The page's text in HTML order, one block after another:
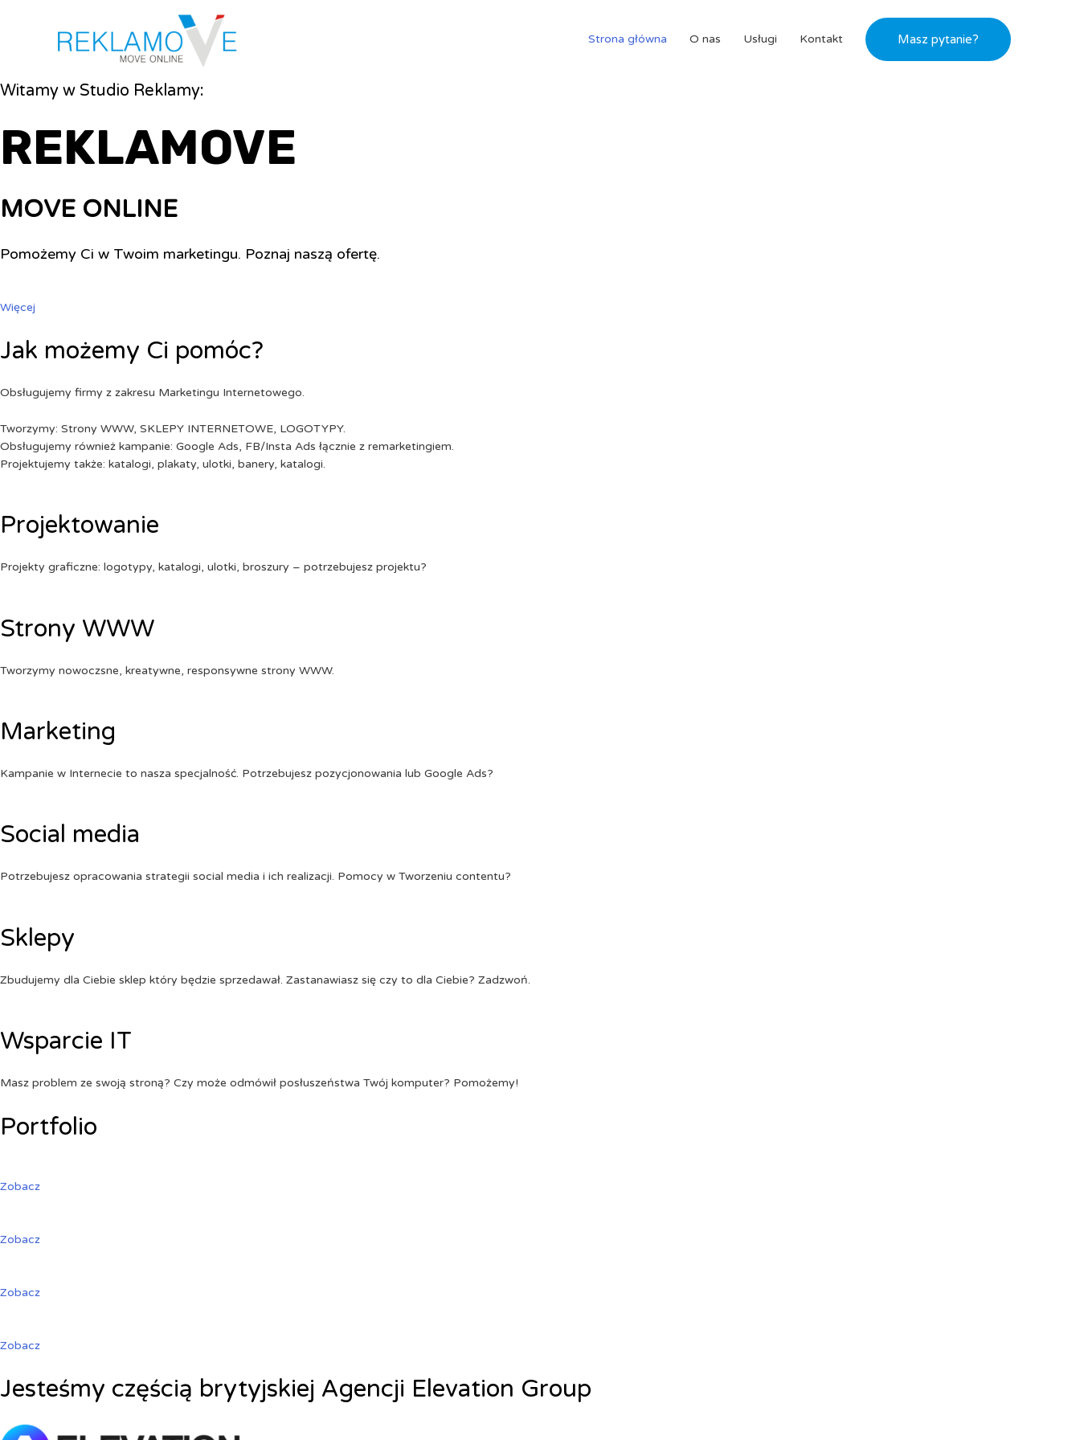
Strona główna O nas Usługi Kontakt Masz pytanie?
Witamy w Studio Reklamy:
REKLAMOVE
MOVE ONLINE
Pomożemy Ci w Twoim marketingu. Poznaj naszą ofertę.
Więcej
Jak możemy Ci pomóc?
Obsługujemy firmy z zakresu Marketingu Internetowego.
Tworzymy: Strony WWW, SKLEPY INTERNETOWE, LOGOTYPY.
Obsługujemy również kampanie: Google Ads, FB/Insta Ads łącznie z remarketingiem.
Projektujemy także: katalogi, plakaty, ulotki, banery, katalogi.
Projektowanie
Projekty graficzne: logotypy, katalogi, ulotki, broszury – potrzebujesz projektu?
Strony WWW
Tworzymy nowoczsne, kreatywne, responsywne strony WWW.
Marketing
Kampanie w Internecie to nasza specjalność. Potrzebujesz pozycjonowania lub Google Ads?
Social media
Potrzebujesz opracowania strategii social media i ich realizacji. Pomocy w Tworzeniu contentu?
Sklepy
Zbudujemy dla Ciebie sklep który będzie sprzedawał. Zastanawiasz się czy to dla Ciebie? Zadzwoń.
Wsparcie IT
Masz problem ze swoją stroną? Czy może odmówił posłuszeństwa Twój komputer? Pomożemy!
Portfolio
Zobacz
Zobacz
Zobacz
Zobacz
Jesteśmy częścią brytyjskiej Agencji Elevation Group